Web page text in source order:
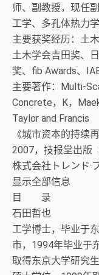
师、副教授，现任
工学、多孔体热力学
主要获奖经历：土
土木学会吉田奖、
奖、fib Awards、
主要著作：Multi-
Concrete，K，
Taylor and Francis
《城市资本的持续
2007，技报堂出版
株式会社トレンド·
显示全部信息
目 录
石田哲也
工学博士，毕业于
市，1994年毕业于
取得东京大学研究